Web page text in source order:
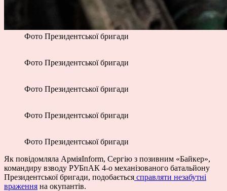
Фото Президентської бригади
Фото Президентської бригади
Фото Президентської бригади
Фото Президентської бригади
Фото Президентської бригади
Як повідомляла АрміяInform, Сергію з позивним «Байкер»,
командиру взводу РУБпАК 4-о механізованого батальйону
Президентської бригади, подобається справляти незабутні
враження на окупантів.